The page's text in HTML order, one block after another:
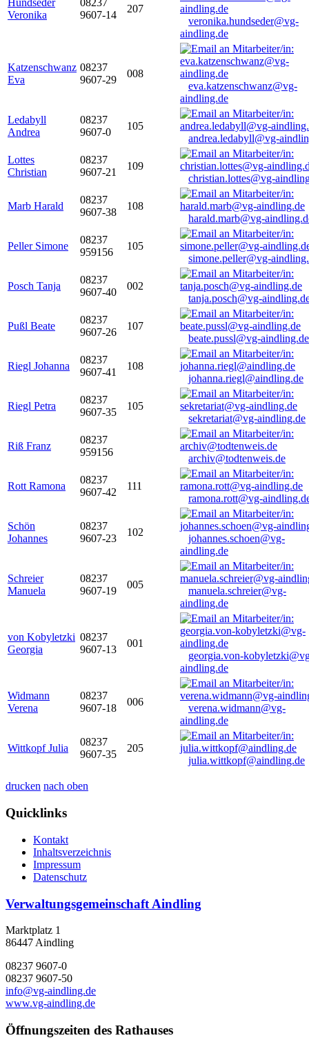
Hundseder
Veronika
08237
9607-14
207
veronika.hundseder@vg-
aindling.de
Katzenschwanz
Eva
08237
9607-29
008
eva.katzenschwanz@vg-
aindling.de
Ledabyll
Andrea
08237
9607-0
105
andrea.ledabyll@vg-
Lottes
Christian
08237
9607-21
109
christian.lottes@vg-
Marb Harald
08237
9607-38
108
harald.marb@vg-
Peller Simone
08237
959156
105
simone.peller@vg-
Posch Tanja
08237
9607-40
002
tanja.posch@vg-
Pußl Beate
08237
9607-26
107
beate.pussl@vg-aindling.de
Riegl Johanna
08237
9607-41
108
johanna.riegl@aindling.de
Riegl Petra
08237
9607-35
105
sekretariat@vg-aindling.de
Riß Franz
08237
959156
archiv@todtenweis.de
Rott Ramona
08237
9607-42
111
ramona.rott@vg-
Schön
Johannes
08237
9607-23
102
johannes.schoen@vg-
aindling.de
Schreier
Manuela
08237
9607-19
005
manuela.schreier@vg-
aindling.de
von Kobyletzki
Georgia
08237
9607-13
001
georgia.von-
aindling.de
Widmann
Verena
08237
9607-18
006
verena.widmann@vg-
aindling.de
Wittkopf Julia
08237
9607-35
205
julia.wittkopf@aindling.de
drucken nach oben
Quicklinks
Kontakt
Inhaltsverzeichnis
Impressum
Datenschutz
Verwaltungsgemeinschaft Aindling
Marktplatz 1
86447 Aindling
08237 9607-0
08237 9607-50
info@vg-aindling.de
www.vg-aindling.de
Öffnungszeiten des Rathauses